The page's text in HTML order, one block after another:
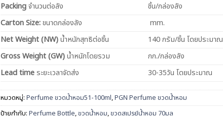
Packingจำนวนต่อลัง
ชิ้น/กล่องลัง
Carton Size:ขนาดกล่องลัง
mm.
NetWeight (NW)น้ำหนักสุทธิต่อชิ้น
140 กรัม/ชิ้น โดยประมาณ
Gross Weight (GW)น้ำหนักโดยรวม
กก./กล่องลัง
Lead time ระยะเวลาจัดส่ง 30-35วัน โดยประมาณ
หมวดหมู่: Perfume ขวดน้ำหอม51-100ml,PGN Perfume ขวดน้ำหอม
ป้ายกำกับ: Perfume Bottle,ขวดน้ำหอม,ขวดสเปรย์น้ำหอม 70มล